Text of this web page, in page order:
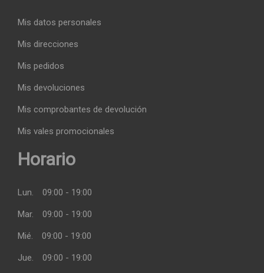
Mis datos personales
Mis direcciones
Mis pedidos
Mis devoluciones
Mis comprobantes de devolución
Mis vales promocionales
Horario
Lun. 09:00 - 19:00
Mar. 09:00 - 19:00
Mié. 09:00 - 19:00
Jue. 09:00 - 19:00